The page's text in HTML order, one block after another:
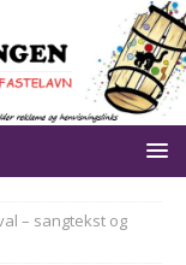
– sangtekst og